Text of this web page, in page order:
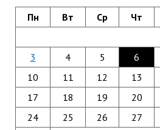
Пн Вт Ср Чт
3
4 5 6
10
11 12 13
17
18 19 20
24
25 26 27